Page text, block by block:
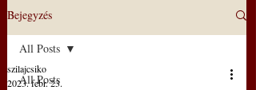
Bejegyzés
All Posts
All Posts
szilajcsiko
2023. febr. 23.